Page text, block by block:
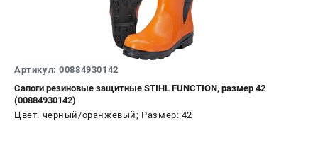
Артикул: 00884930142
Сапоги резиновые защитные STIHL FUNCTION, размер 42
(00884930142)
Цвет: черный/оранжевый; Размер: 42